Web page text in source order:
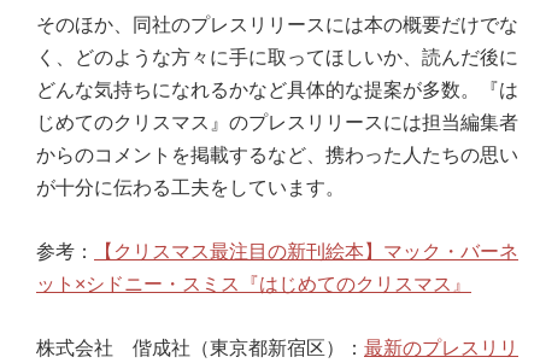
そのほか、同社のプレスリリースには本の概要だけでな
く、どのような方々に手に取ってほしいか、読んだ後に
どんな気持ちになれるかなど具体的な提案が多数。『は
じめてのクリスマス』のプレスリリースには担当編集者
からのコメントを掲載するなど、携わった人たちの思い
が十分に伝わる工夫をしています。
参考：
【クリスマス最注目の新刊絵本】マック・バーネ
ット×シドニー・スミス『はじめてのクリスマス』
株式会社 偕成社（東京都新宿区）： 最新のプレスリリ